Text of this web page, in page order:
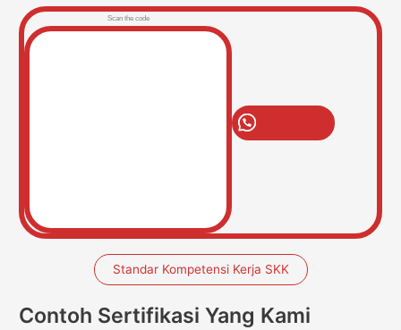
Scan the code
Standar Kompetensi Kerja SKK
Contoh Sertifikasi Yang Kami